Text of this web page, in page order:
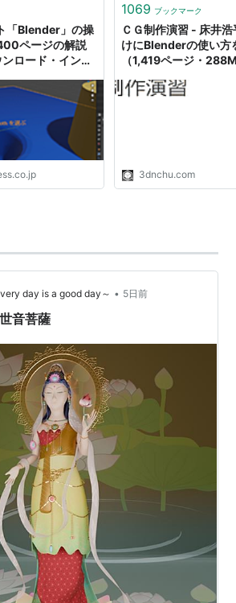
「Blender」の操
ページの解説
ロード・インス
く解説
1069 ブックマーク
ＣＧ制作演習 - 床井
けにBlenderの使い方
（1,419ページ・
3dnchu.com
day is a good day～ • 5日前
音菩薩